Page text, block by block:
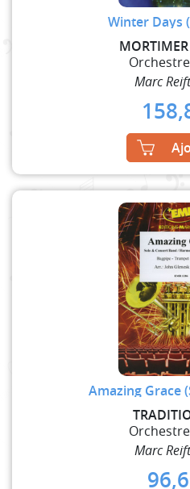
Winter Days
Marc
Amazing Grace
Marc